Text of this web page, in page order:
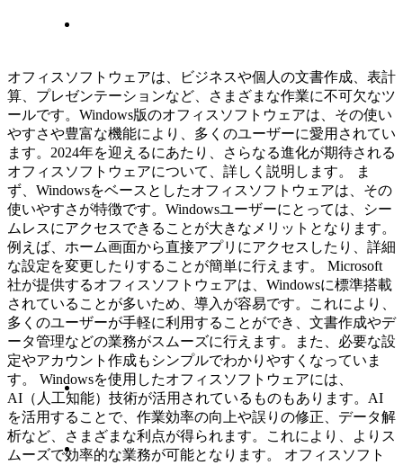
オフィスソフトウェアは、ビジネスや個人の文書作成、表計
算、プレゼンテーションなど、さまざまな作業に不可欠なツ
ールです。Windows版のオフィスソフトウェアは、その使い
やすさや豊富な機能により、多くのユーザーに愛用されてい
ます。2024年を迎えるにあたり、さらなる進化が期待される
オフィスソフトウェアについて、詳しく説明します。 ま
ず、Windowsをベースとしたオフィスソフトウェアは、その
使いやすさが特徴です。Windowsユーザーにとっては、シー
ムレスにアクセスできることが大きなメリットとなります。
例えば、ホーム画面から直接アプリにアクセスしたり、詳細
な設定を変更したりすることが簡単に行えます。 Microsoft
社が提供するオフィスソフトウェアは、Windowsに標準搭載
されていることが多いため、導入が容易です。これにより、
多くのユーザーが手軽に利用することができ、文書作成やデ
ータ管理などの業務がスムーズに行えます。また、必要な設
定やアカウント作成もシンプルでわかりやすくなっていま
す。 Windowsを使用したオフィスソフトウェアには、
AI（人工知能）技術が活用されているものもあります。AI
を活用することで、作業効率の向上や誤りの修正、データ解
析など、さまざまな利点が得られます。これにより、よりス
ムーズで効率的な業務が可能となります。 オフィスソフト